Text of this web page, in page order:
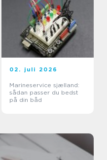
02. juli 2026
Marineservice sjælland:
sådan passer du bedst
på din båd